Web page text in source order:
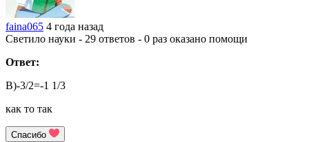
faina065 4 года назад
Светило науки - 29 ответов - 0 раз оказано помощи
Ответ:
B)-3/2=-1 1/3
как то так
Спасибо